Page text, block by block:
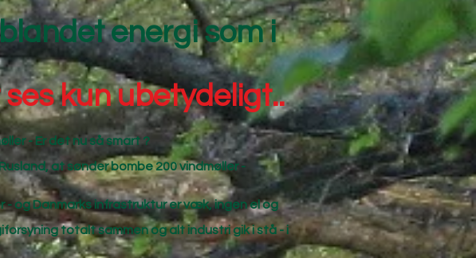
energi som i
kun ubetydeligt..
- Er det nu så smart ?
at sønder bombe 200 vindmøller -
og Danmarks infrastruktur er væk, ingen el og
totalt sammen og alt industri gik i stå - i